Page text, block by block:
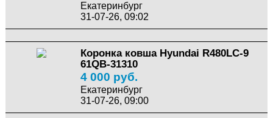
Екатеринбург
31-07-26, 09:02
Коронка ковша Hyundai R480LC-9
61QB-31310
4 000 руб.
Екатеринбург
31-07-26, 09:00